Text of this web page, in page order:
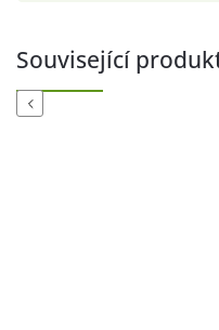
Související
Previous